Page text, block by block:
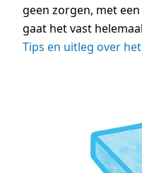
geen zorgen, met
gaat het vast
Tips en uitleg over